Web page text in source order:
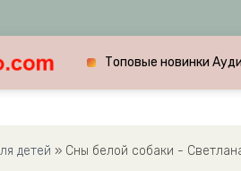
Топовые новинки
детей » Сны белой собаки -